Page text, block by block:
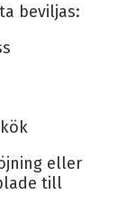
beviljas:
eller
till